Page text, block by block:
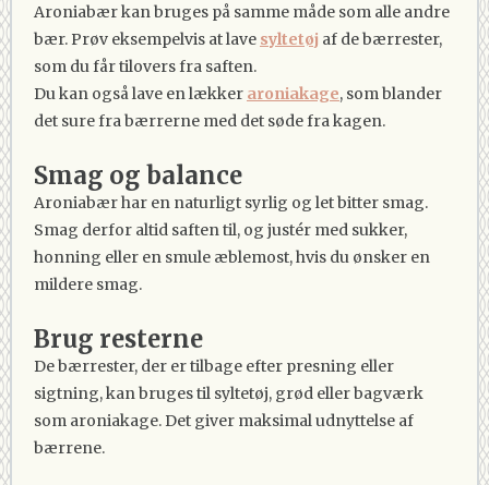
Aroniabær kan bruges på samme måde som alle andre
bær. Prøv eksempelvis at lave syltetøj af de bærrester,
som du får tilovers fra saften.
Du kan også lave en lækker aroniakage, som blander
det sure fra bærrerne med det søde fra kagen.
Smag og balance
Aroniabær har en naturligt syrlig og let bitter smag.
Smag derfor altid saften til, og justér med sukker,
honning eller en smule æblemost, hvis du ønsker en
mildere smag.
Brug resterne
De bærrester, der er tilbage efter presning eller
sigtning, kan bruges til syltetøj, grød eller bagværk
som aroniakage. Det giver maksimal udnyttelse af
bærrene.